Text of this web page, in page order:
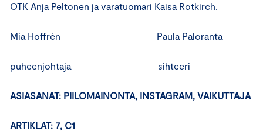
OTK Anja Peltonen ja varatuomari Kaisa Rotkirch.
Mia Hoffrén Paula Paloranta
puheenjohtaja sihteeri
ASIASANAT: PIILOMAINONTA, INSTAGRAM, VAIKUTTAJA
ARTIKLAT: 7, C1